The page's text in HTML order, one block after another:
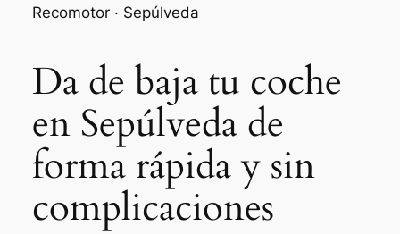
Recomotor · Sepúlveda
Da de baja tu coche
en Sepúlveda de
forma rápida y sin
complicaciones